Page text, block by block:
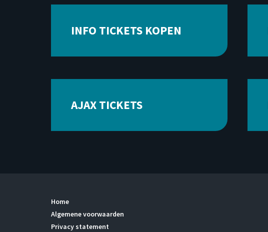
INFO TICKETS KOPEN
AJAX TICKETS
Home
Algemene voorwaarden
Privacy statement